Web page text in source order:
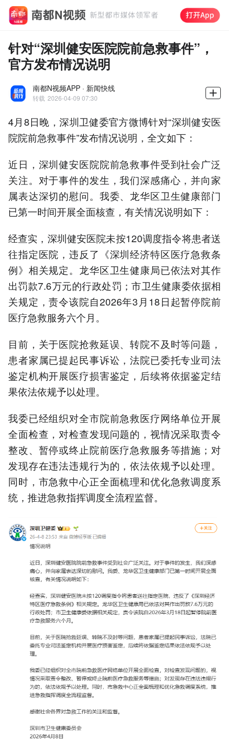
针对“深圳健安医院院前急救事件”，
官方发布情况说明
南都N视频APP · 新闻快线
转载 2026-04-09 07:30
4月8日晚，深圳卫健委官方微博针对“深圳健安医
院院前急救事件”发布情况说明，全文如下：
近日，深圳健安医院院前急救事件受到社会广泛
关注。对于事件的发生，我们深感痛心，并向家
属表达深切的慰问。我委、龙华区卫生健康部门
已第一时间开展全面核查，有关情况说明如下：
经查实，深圳健安医院未按120调度指令将患者送
往指定医院，违反了《深圳经济特区医疗急救条
例》相关规定。龙华区卫生健康局已依法对其作
出罚款7.6万元的行政处罚；市卫生健康委依据相
关规定，责令该院自2026年3月18日起暂停院前
医疗急救服务六个月。
目前，关于医院抢救延误、转院不及时等问题，
患者家属已提起民事诉讼，法院已委托专业司法
鉴定机构开展医疗损害鉴定，后续将依据鉴定结
果依法依规予以处理。
我委已经组织对全市院前急救医疗网络单位开展
全面检查，对检查发现问题的，视情况采取责令
整改、暂停或终止院前医疗急救服务等措施；对
发现存在违法违规行为的，依法依规予以处理。
同时，市急救中心正全面梳理和优化急救调度系
统，推进急救指挥调度全流程监督。